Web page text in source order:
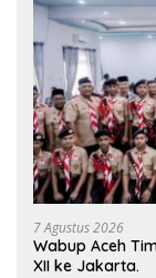
7 Agustus 2026
Wabup Aceh
XII ke Jakarta.